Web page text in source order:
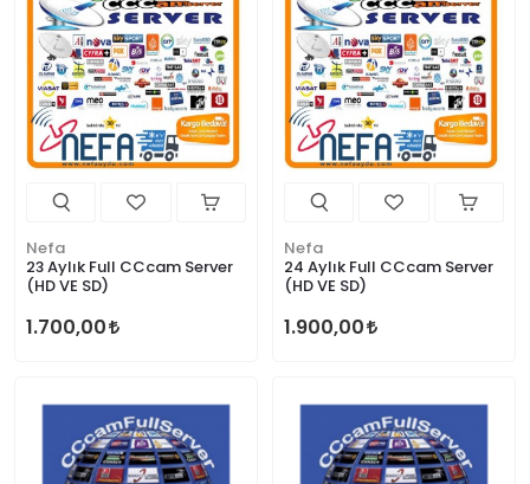
Nefa
23 Aylık Full CCcam Server
(HD VE SD)
1.700,00
Nefa
24 Aylık Full CCcam Server
(HD VE SD)
1.900,00